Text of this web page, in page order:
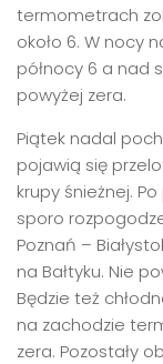
termometrach
około 6. W nocy
północy 6 a nad
powyżej zera.
Piątek nadal
pojawią się
krupy śnieżnej.
sporo
Poznań –
na Bałtyku. Nie
Będzie też
na zachodzie
zera. Pozostały